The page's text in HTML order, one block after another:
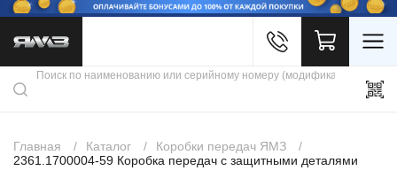
Каталог продукции
Скидки
Контакты
Главная Каталог
Коробки передач ЯМЗ
2361.1700004-59 Коробка передач с защитными деталями